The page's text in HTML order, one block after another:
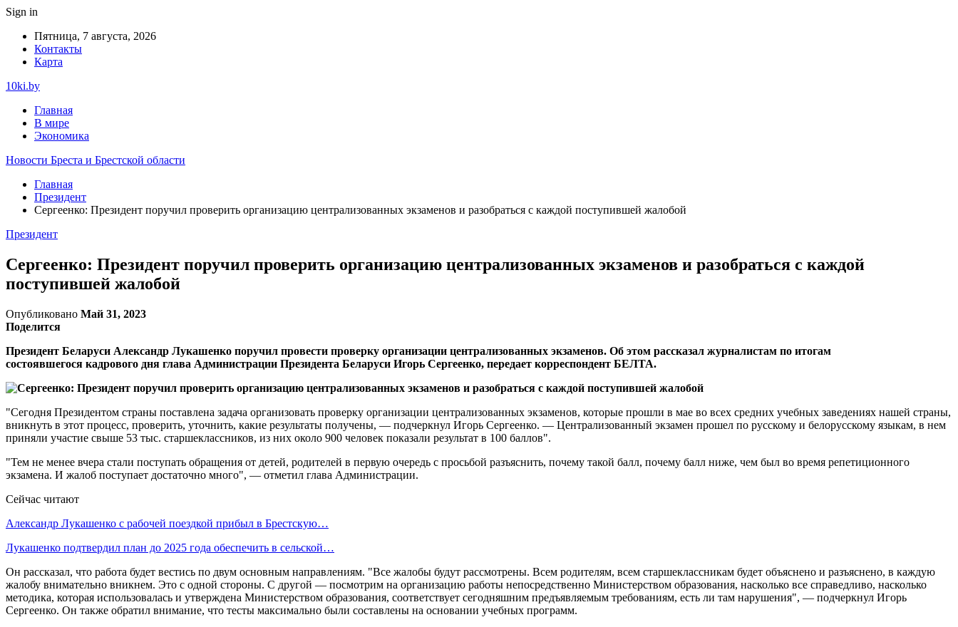
Sign in
Пятница, 7 августа, 2026
Контакты
Карта
10ki.by
Главная
В мире
Экономика
Новости Бреста и Брестской области
Главная
Президент
Сергеенко: Президент поручил проверить организацию централизованных экзаменов и разобраться с каждой поступившей жалобой
Президент
Сергеенко: Президент поручил проверить организацию централизованных экзаменов и разобраться с каждой
поступившей жалобой
Опубликовано Май 31, 2023
Поделится
Президент Беларуси Александр Лукашенко поручил провести проверку организации централизованных экзаменов. Об этом рассказал журналистам по итогам
состоявшегося кадрового дня глава Администрации Президента Беларуси Игорь Сергеенко, передает корреспондент БЕЛТА.
"Сегодня Президентом страны поставлена задача организовать проверку организации централизованных экзаменов, которые прошли в мае во всех средних учебных заведениях нашей страны,
вникнуть в этот процесс, проверить, уточнить, какие результаты получены, — подчеркнул Игорь Сергеенко. — Централизованный экзамен прошел по русскому и белорусскому языкам, в нем
приняли участие свыше 53 тыс. старшеклассников, из них около 900 человек показали результат в 100 баллов".
"Тем не менее вчера стали поступать обращения от детей, родителей в первую очередь с просьбой разъяснить, почему такой балл, почему балл ниже, чем был во время репетиционного
экзамена. И жалоб поступает достаточно много", — отметил глава Администрации.
Сейчас читают
Александр Лукашенко с рабочей поездкой прибыл в Брестскую…
Лукашенко подтвердил план до 2025 года обеспечить в сельской…
Он рассказал, что работа будет вестись по двум основным направлениям. "Все жалобы будут рассмотрены. Всем родителям, всем старшеклассникам будет объяснено и разъяснено, в каждую
жалобу внимательно вникнем. Это с одной стороны. С другой — посмотрим на организацию работы непосредственно Министерством образования, насколько все справедливо, насколько
методика, которая использовалась и утверждена Министерством образования, соответствует сегодняшним предъявляемым требованиям, есть ли там нарушения", — подчеркнул Игорь
Сергеенко. Он также обратил внимание, что тесты максимально были составлены на основании учебных программ.